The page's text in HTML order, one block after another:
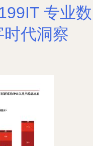
专业数
代洞察